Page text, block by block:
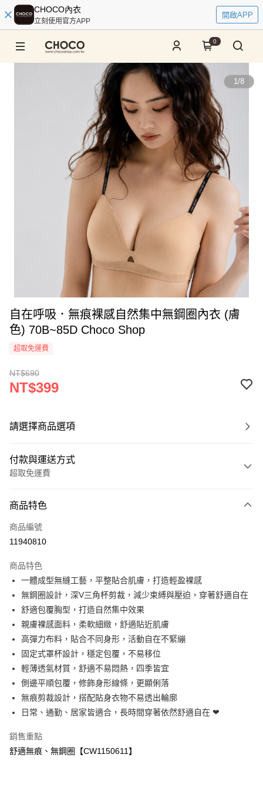
CHOCO內衣
立刻使用官方APP
開啟APP
0
1/8
自在呼吸．無痕裸感自然集中無鋼圈內衣 (膚
色) 70B~85D Choco Shop
超取免運費
NT$690
NT$399
請選擇商品選項
付款與運送方式
超取免運費
信用卡一次付款
超商取貨付款
Apple Pay
ATM付款
運送方式
免運費
付款後全家取貨
免運費
免運費
商品特色
商品編號
11940810
商品特色
一體成型無縫工藝，平整貼合肌膚，打造輕盈裸感
無鋼圈設計，深V三角杯剪裁，減少束縛與壓迫，穿著舒適自在
舒適包覆胸型，打造自然集中效果
親膚裸感面料，柔軟細緻，舒適貼近肌膚
高彈力布料，貼合不同身形，活動自在不緊繃
固定式罩杯設計，穩定包覆，不易移位
輕薄透氣材質，舒適不易悶熱，四季皆宜
側邊平順包覆，修飾身形線條，更顯俐落
無痕剪裁設計，搭配貼身衣物不易透出輪廓
日常、通勤、居家皆適合，長時間穿著依然舒適自在 ❤
銷售重點
舒適無痕、無鋼圈【CW1150611】